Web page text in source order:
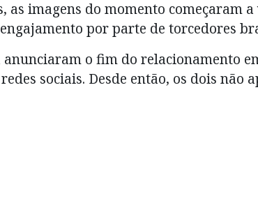
as imagens do momento começaram
por parte de torcedores
o fim do relacionamento
sociais. Desde então, os dois não